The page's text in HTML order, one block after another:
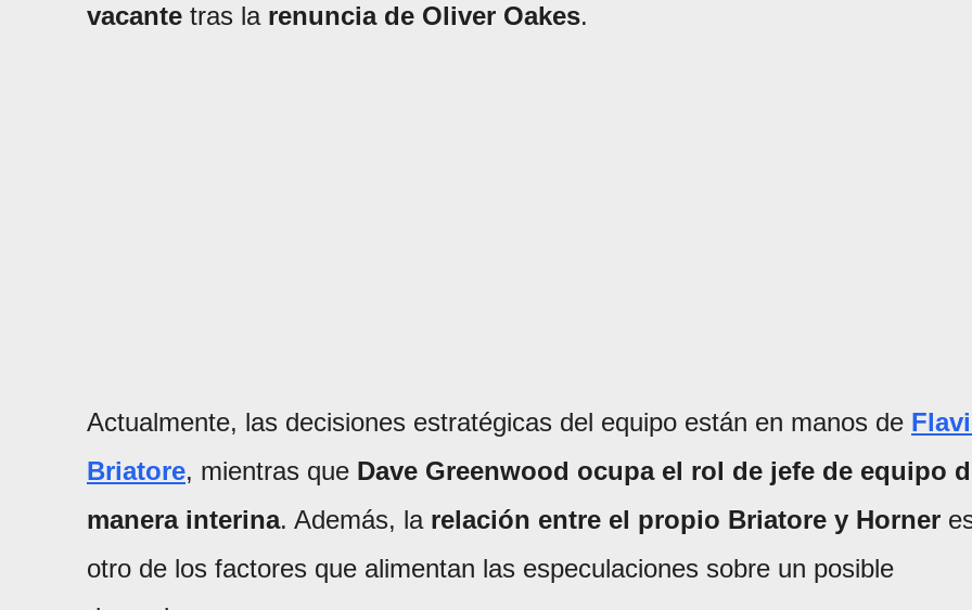
vacante tras la renuncia de Oliver Oakes.
Actualmente, las decisiones estratégicas del equipo están en manos de
Briatore, mientras que Dave Greenwood ocupa el rol de jefe de equipo
manera interina. Además, la relación entre el propio Briatore y Horner
otro de los factores que alimentan las especulaciones sobre un posible